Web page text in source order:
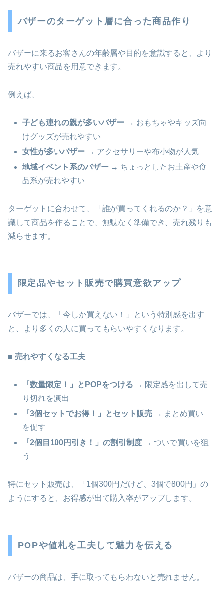
バザーのターゲット層に合った商品作り
バザーに来るお客さんの年齢層や目的を意識すると、より
売れやすい商品を用意できます。
例えば、
子ども連れの親が多いバザー → おもちゃやキッズ向
けグッズが売れやすい
女性が多いバザー → アクセサリーや布小物が人気
地域イベント系のバザー → ちょっとしたお土産や食
品系が売れやすい
ターゲットに合わせて、「誰が買ってくれるのか？」を意
識して商品を作ることで、無駄なく準備でき、売れ残りも
減らせます。
限定品やセット販売で購買意欲アップ
バザーでは、「今しか買えない！」という特別感を出す
と、より多くの人に買ってもらいやすくなります。
■ 売れやすくなる工夫
「数量限定！」とPOPをつける → 限定感を出して売
り切れを演出
「3個セットでお得！」とセット販売 → まとめ買い
を促す
「2個目100円引き！」の割引制度 → ついで買いを狙
う
特にセット販売は、「1個300円だけど、3個で800円」の
ようにすると、お得感が出て購入率がアップします。
POPや値札を工夫して魅力を伝える
バザーの商品は、手に取ってもらわないと売れません。